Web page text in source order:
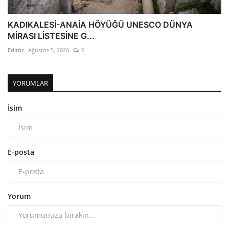
KADIKALESİ-ANAİA HÖYÜĞÜ UNESCO DÜNYA
MİRASI LİSTESİNE G...
Editör Ağustos 5, 2026 0
YORUMLAR
İsim
E-posta
Yorum